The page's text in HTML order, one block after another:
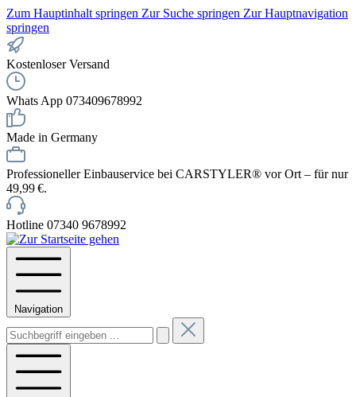
Zum Hauptinhalt springen Zur Suche springen Zur Hauptnavigation
springen
Kostenloser Versand
Whats App 073409678992
Made in Germany
Professioneller Einbauservice bei CARSTYLER® vor Ort – für nur
49,99 €.
Hotline 07340 9678992
Navigation